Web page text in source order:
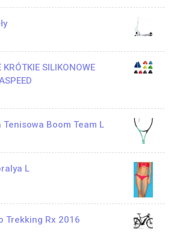
KRÓTKIE SILIKONOWE
Tenisowa Boom Team L
L
Trekking Rx 2016